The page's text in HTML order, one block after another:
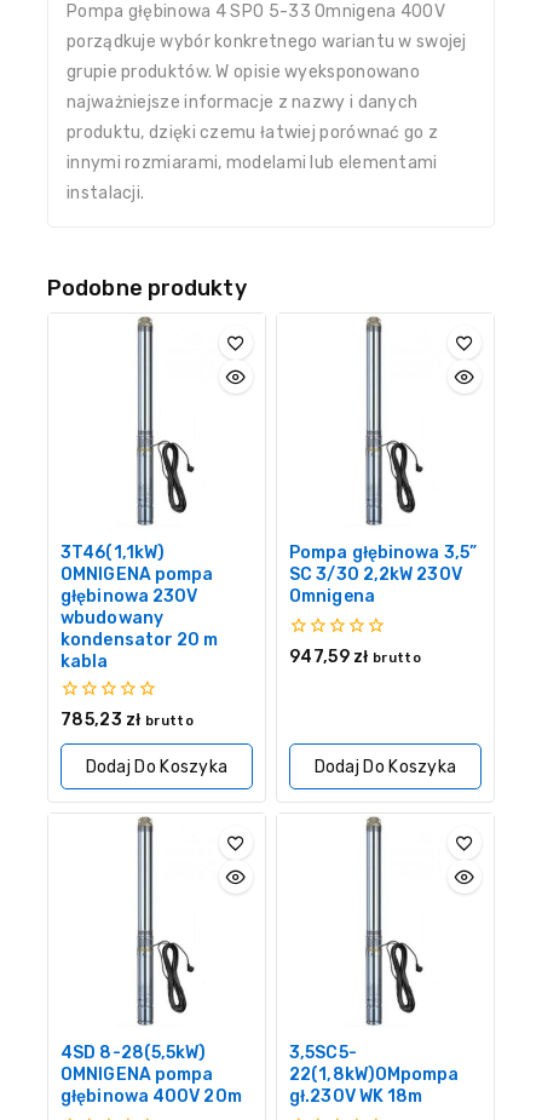
Pompa głębinowa 4 SPO 5-33 Omnigena 400V
porządkuje wybór konkretnego wariantu w swojej
grupie produktów. W opisie wyeksponowano
najważniejsze informacje z nazwy i danych
produktu, dzięki czemu łatwiej porównać go z
innymi rozmiarami, modelami lub elementami
instalacji.
Podobne produkty
3T46(1,1kW)
OMNIGENA pompa
głębinowa 230V
wbudowany
kondensator 20 m
kabla
0
5
785,23 zł brutto
Dodaj Do Koszyka
Pompa głębinowa 3,5”
SC 3/30 2,2kW 230V
Omnigena
0
947,59 zł brutto
Dodaj Do Koszyka
4SD 8-28(5,5kW)
OMNIGENA pompa
głębinowa 400V 20m
3,5SC5-
22(1,8kW)OMpompa
gł.230V WK 18m